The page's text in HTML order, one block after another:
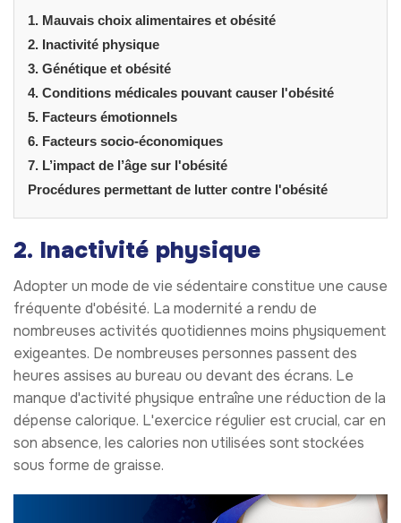
1. Mauvais choix alimentaires et obésité
2. Inactivité physique
3. Génétique et obésité
4. Conditions médicales pouvant causer l'obésité
5. Facteurs émotionnels
6. Facteurs socio-économiques
7. L’impact de l’âge sur l'obésité
Procédures permettant de lutter contre l'obésité
2. Inactivité physique
Adopter un mode de vie sédentaire constitue une cause
fréquente d'obésité. La modernité a rendu de
nombreuses activités quotidiennes moins physiquement
exigeantes. De nombreuses personnes passent des
heures assises au bureau ou devant des écrans. Le
manque d'activité physique entraîne une réduction de la
dépense calorique. L'exercice régulier est crucial, car en
son absence, les calories non utilisées sont stockées
sous forme de graisse.